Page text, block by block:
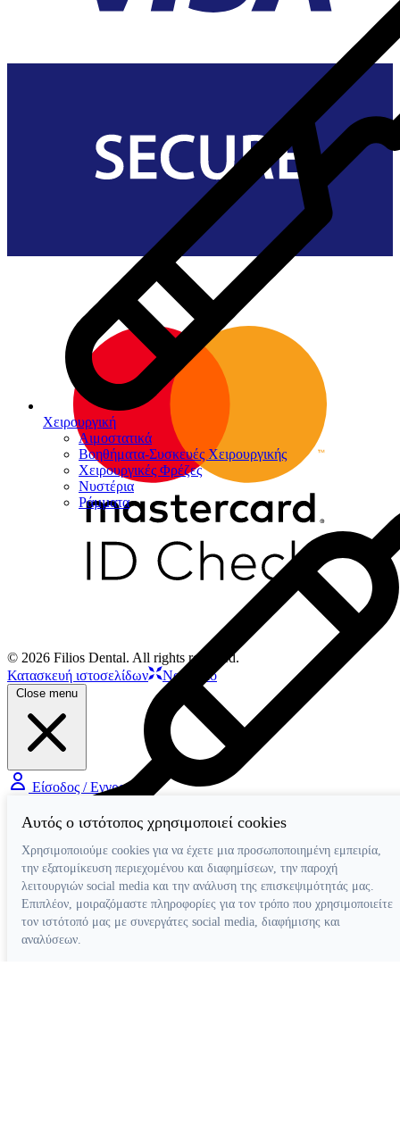
Χειρουργική
Αιμοστατικά
Βοηθήματα-Συσκευές Χειρουργικής
Χειρουργικές Φρέζες
Νυστέρια
Ράµµατα
Διάφορα Βοηθήματα
© 2026 Filios Dental. All rights reserved.
Κατασκευή ιστοσελίδων
Netstudio
Close menu
Είσοδος / Εγγραφή
Αυτός ο ιστότοπος χρησιμοποιεί cookies
Χρησιμοποιούμε cookies για να έχετε μια προσωποποιημένη εμπειρία,
την εξατομίκευση περιεχομένου και διαφημίσεων, την παροχή
λειτουργιών social media και την ανάλυση της επισκεψιμότητάς μας.
Επιπλέον, μοιραζόμαστε πληροφορίες για τον τρόπο που χρησιμοποιείτε
τον ιστότοπό μας με συνεργάτες social media, διαφήμισης και
αναλύσεων.